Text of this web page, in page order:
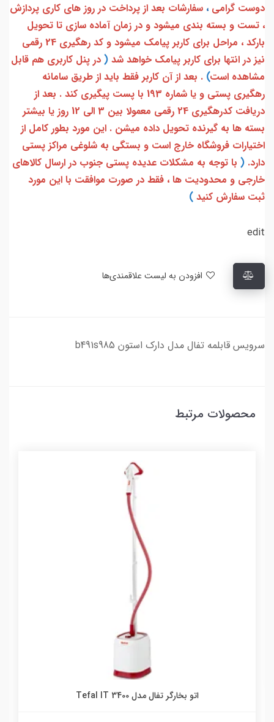
دوست گرامی ، سفارشات بعد از پرداخت در روز های کاری پردازش
، تست و بسته بندی میشود و در زمان آماده سازی تا تحویل
بارکد ، مراحل برای کاربر پیامک میشود و کد رهگیری 24 رقمی
نیز در انتها برای کاربر پیامک خواهد شد ( در پنل کاربری هم قابل
مشاهده است) . بعد از آن کاربر فقط باید از طریق سامانه
رهگیری پستی و یا شماره 193 با پست پیگیری کند . بعد از
دریافت کدرهگیری 24 رقمی معمولا بین 3 الی 12 روز یا بیشتر
بسته ها به گیرنده تحویل داده میشن . این مورد بطور کامل از
اختیارات فروشگاه خارج است و بستگی به شلوغی مراکز پستی
دارد. ( با توجه به مشکلات عدیده پستی جنوب در ارسال کالاهای
خارجی و محدودیت ها ، فقط در صورت موافقت با این مورد
ثبت سفارش کنید )
edit
سرویس قابلمه تفال مدل دارک استون b491s985
محصولات مرتبط
اتو بخارگر تفال مدل Tefal IT 3400